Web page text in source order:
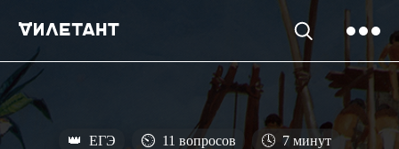
👑 ЕГЭ ⏲ 11 вопросов 🕓 7 минут